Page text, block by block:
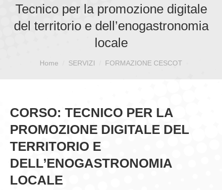
ASSOCIAZIONE
ISCRIZIONE E VANTAGGI
SERVIZI
GIOVEDÌ GASTRONOMICI
COMUNICATI E NEWS
CONTATTI
Tecnico per la promozione digitale
del territorio e dell’enogastronomia
locale
Home SERVIZI FORMAZIONE CESCOT
CORSO: TECNICO PER LA
PROMOZIONE DIGITALE DEL
TERRITORIO E
DELL’ENOGASTRONOMIA
LOCALE